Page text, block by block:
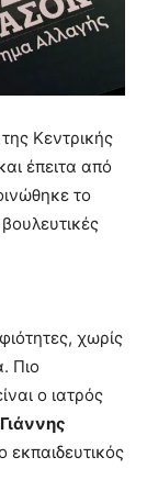
Κεντρικής
έπειτα από
το
χωρίς
Πιο
ο ιατρός
Γιάννης